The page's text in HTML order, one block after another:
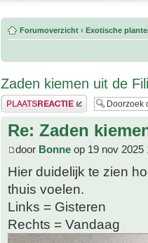
Forumoverzicht ‹ Exotische
Zaden kiemen uit de
Plaats een reactie
Re: Zaden
door Bonne op 19 nov 2025
Hier duidelijk te zien
thuis voelen.
Links = Gisteren
Rechts = Vandaag